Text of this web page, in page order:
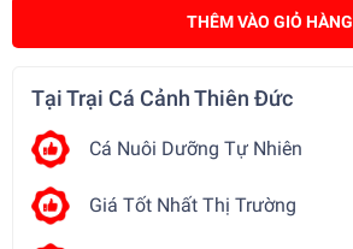
THÊM VÀO GIỎ HÀNG
Tại Trại Cá Cảnh Thiên Đức
Cá Nuôi Dưỡng Tự Nhiên
Giá Tốt Nhất Thị Trường